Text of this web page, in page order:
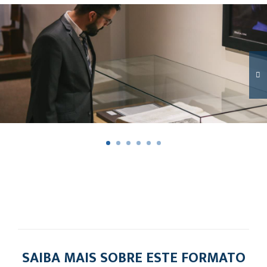
SAIBA MAIS SOBRE ESTE FORMATO